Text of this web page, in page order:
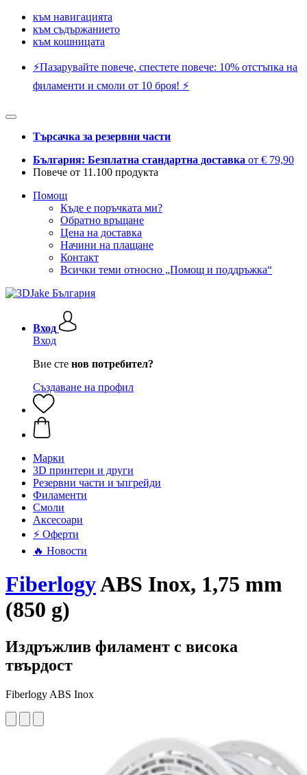
към навигацията
към съдържанието
към кошницата
⚡️Пазарувайте повече, спестете повече: 10% отстъпка на
филаменти и смоли от 10 броя! ⚡️
Търсачка за резервни части
България: Безплатна стандартна доставка от € 79,90
Повече от 11.100 продукта
Помощ
Къде е поръчката ми?
Обратно връщане
Цена на доставка
Начини на плащане
Контакт
Всички теми относно „Помощ и поддръжка“
Вход
Вход
Вие сте нов потребител?
Създаване на профил
Mарки
3D принтери и други
Резервни части и ъпгрейди
Филаменти
Смоли
Аксесоари
⚡ Оферти
🔥 Новости
FiberlogyABS Inox, 1,75 mm
(850 g)
Издръжлив филамент с висока
твърдост
Fiberlogy ABS Inox